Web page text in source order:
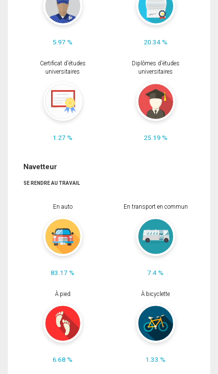
5.97 % 20.34 %
Certificat d'études
universitaires
1.27 %
Diplômes d'études
universitaires
25.19 %
Navetteur
SE RENDRE AU TRAVAIL
En auto
83.17 %
En transport en commun
7.4 %
À pied
6.68 %
À bicyclette
1.33 %